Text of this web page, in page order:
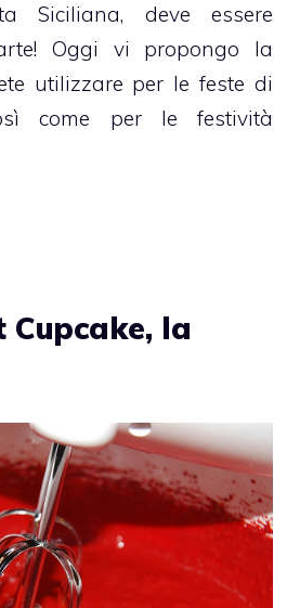
Siciliana, deve essere
Oggi vi propongo la
utilizzare per le feste di
come per le festività
Cupcake, la